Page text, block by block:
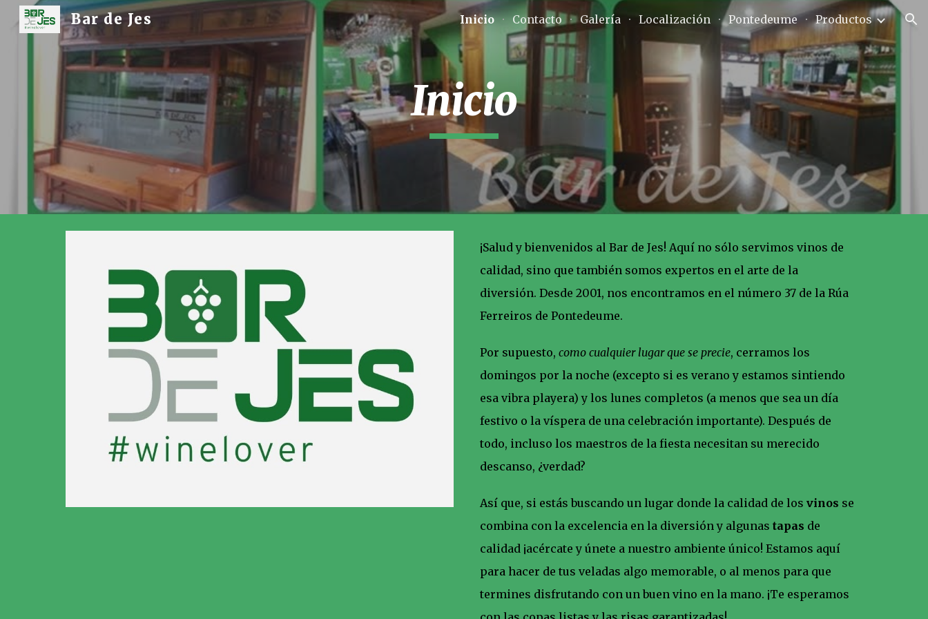
Skip to main content Skip to navigation
Bar de Jes Inicio Contacto Galería Localización Pontedeume Productos
Inicio
¡Salud y bienvenidos al Bar de Jes! Aquí no sólo servimos vinos de
calidad, sino que también somos expertos en el arte de la
diversión. Desde 2001, nos encontramos en el número 37 de la Rúa
Ferreiros de Pontedeume.
Por supuesto, como cualquier lugar que se precie, cerramos los
domingos por la noche (excepto si es verano y estamos sintiendo
esa vibra playera) y los lunes completos (a menos que sea un día
festivo o la víspera de una celebración importante). Después de
todo, incluso los maestros de la fiesta necesitan su merecido
descanso, ¿verdad?
Así que, si estás buscando un lugar donde la calidad de los vinos se
combina con la excelencia en la diversión y algunas tapas de
calidad ¡acércate y únete a nuestro ambiente único! Estamos aquí
para hacer de tus veladas algo memorable, o al menos para que
termines disfrutando con un buen vino en la mano. ¡Te esperamos